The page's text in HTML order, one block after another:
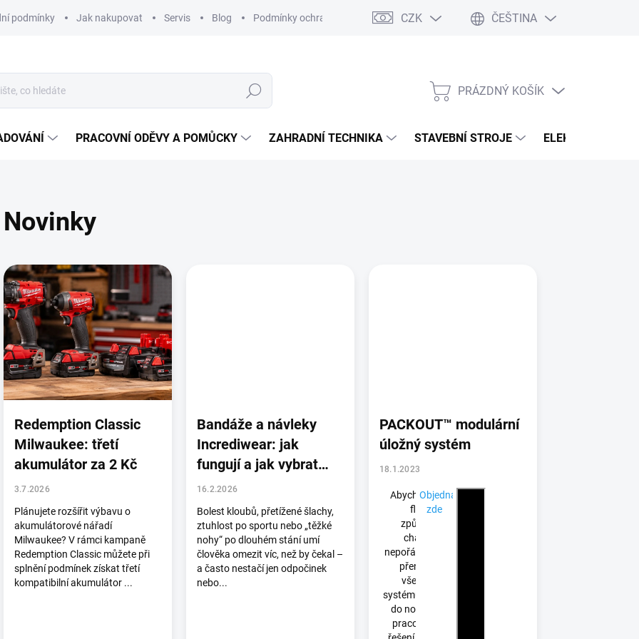
podmínky Jak nakupovat Servis Blog Podmínky ochrany osobních údajůCZK ČEŠTINA
Hledat
NÁKUPNÍ
PRÁZDNÝ KOŠÍK
PRACOVNÍ ODĚVY A POMŮCKY ZAHRADNÍ TECHNIKA STAVEBNÍ STROJE
Novinky
V
ý
p
i
s
č
l
á
n
k
Redemption Classic
Milwaukee: třetí
akumulátor za 2 Kč
3.7.2026
Plánujete rozšířit výbavu o
akumulátorové nářadí
Milwaukee? V rámci kampaně
Redemption Classic můžete při
splnění podmínek získat třetí
kompatibilní akumulátor ...
Bandáže a návleky
Incrediwear: jak
fungují a jak vybrat
správný typ
16.2.2026
Bolest kloubů, přetížené šlachy,
ztuhlost po sportu nebo „těžké
nohy“ po dlouhém stání umí
člověka omezit víc, než by čekal –
a často nestačí jen odpočinek
nebo...
PACKOUT™ modulární
úložný systém
18.1.2023
Abychom zmírnili
flustraci
způsobenou
chaosem a
nepořádkem v dílně,
přenesli jsme
všestranost
systému PACKOUT™
do nových řešení
pracoviště, naše
Objednat
zde